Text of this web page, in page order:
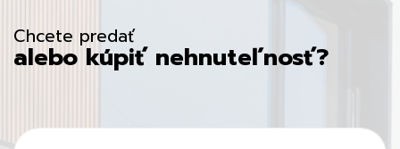
Chcete predať
alebo kúpiť nehnuteľnosť?